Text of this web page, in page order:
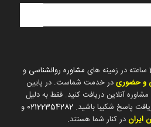
مشاوره روانشناسی و
و حضوریدر خدمت شماست. در پایین
آنلاین دریافت کنید. فقط به دلیل
پاسخ شکیبا باشید. 02122354282 و
ایراندر کنار شما هستند.